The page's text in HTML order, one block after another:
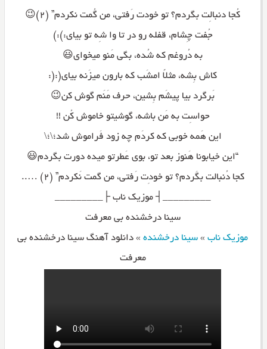
کُجا دنبالِت بگردم؟ تو خودت رَفتی، من گُمت نکردم” (۲)😉
جُفت چِشام، قفله رو در تا وا شِه تو بیای:):)
به دُروغم که شُده، بگی مَنو میخوای😃
کاش بِشه، مثلاً امشَب که بارون میزَنه بیای(:(:
بَرگرد بیا پیشَم بِشین، حرف مَنَم گوش کن😉
حواسِت به مَن باشه، گوشیتو خاموش کُن !!
این هَمه خوبی که کردَم چه زود فَراموش شد؛\؛\
“این خیابونا هَنوز بعد تو، بوی عَطرتو میده دورت بگردم😃
کجا دُنبالت بگَردم؟ تو خودِت رَفتی، من گمت نَکردم” (۲) …..
_________┤ موزیک ناب ├_________
سینا درخشنده بی معرفت
موزیک ناب» سینا درخشنده» دانلود آهنگ سینا درخشنده بی
معرفت